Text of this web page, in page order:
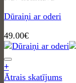
Dūraiņi ar oderi
49.00€
+
Ātrais skatījums